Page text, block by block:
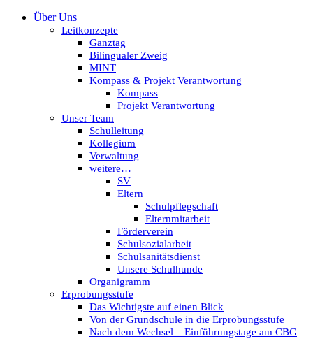
Über Uns
Leitkonzepte
Ganztag
Bilingualer Zweig
MINT
Kompass & Projekt Verantwortung
Kompass
Projekt Verantwortung
Unser Team
Schulleitung
Kollegium
Verwaltung
weitere…
SV
Eltern
Schulpflegschaft
Elternmitarbeit
Förderverein
Schulsozialarbeit
Schulsanitätsdienst
Unsere Schulhunde
Organigramm
Erprobungsstufe
Das Wichtigste auf einen Blick
Von der Grundschule in die Erprobungsstufe
Nach dem Wechsel – Einführungstage am CBG